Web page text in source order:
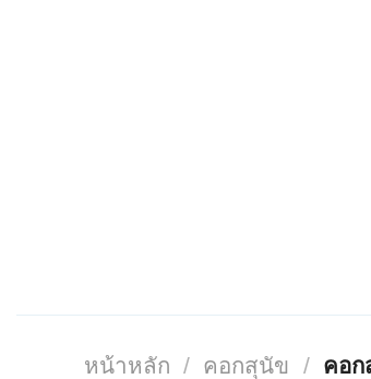
หน้าหลัก / คอกสุนัข / คอก